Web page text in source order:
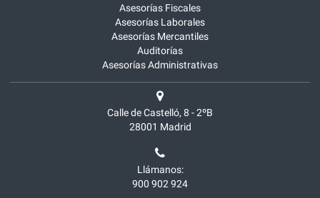
Asesorías Fiscales
Asesorías Laborales
Asesorías Mercantiles
Auditorías
Asesorías Administrativas
Calle de Castelló, 8 - 2ºB
28001 Madrid
Llámanos:
900 902 924